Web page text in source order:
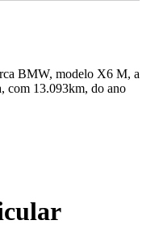
BMW, modelo X6 M, a
com 13.093km, do ano